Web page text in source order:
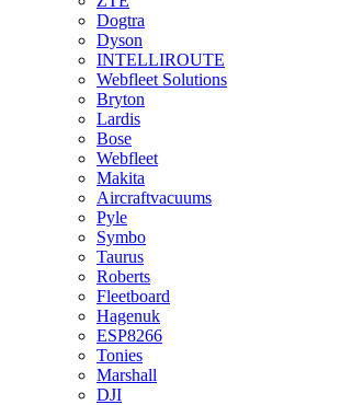
Dogtra
Dyson
INTELLIROUTE
Webfleet Solutions
Bryton
Lardis
Bose
Webfleet
Makita
Aircraftvacuums
Pyle
Symbo
Taurus
Roberts
Fleetboard
Hagenuk
ESP8266
Tonies
Marshall
DJI